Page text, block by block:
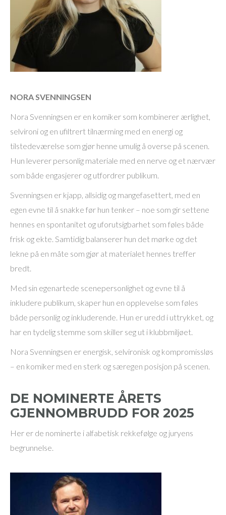
NORA SVENNINGSEN
Nora Svenningsen er en komiker som kombinerer ærlighet,
selvironi og en ufiltrert tilnærming med en energi og
tilstedeværelse som gjør henne umulig å overse på scenen.
Hun leverer personlig materiale med en nerve og et nærvær
som både engasjerer og utfordrer publikum.
Svenningsen er kjapp, allsidig og mangefasettert, med en
egen evne til å snakke før hun tenker – noe som gir settene
hennes en spontanitet og uforutsigbarhet som føles både
frisk og ekte. Samtidig balanserer hun det mørke og det
lekne på en måte som gjør at materialet hennes treffer
bredt.
Med sin egenartede scenepersonlighet og evne til å
inkludere publikum, skaper hun en opplevelse som føles
både personlig og inkluderende. Hun er uredd i uttrykket, og
har en tydelig stemme som skiller seg ut i klubbmiljøet.
Nora Svenningsen er energisk, selvironisk og kompromissløs
– en komiker med en sterk og særegen posisjon på scenen.
DE NOMINERTE ÅRETS
GJENNOMBRUDD FOR 2025
Her er de nominerte i alfabetisk rekkefølge og juryens
begrunnelse.